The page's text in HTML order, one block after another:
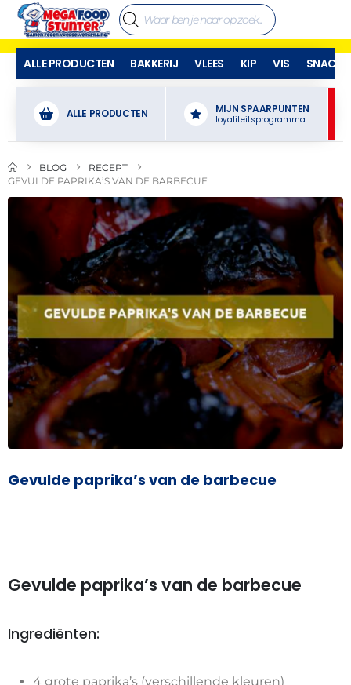
ALLE PRODUCTEN BAKKERIJ VLEES KIP VIS SNACKS
ALLE PRODUCTEN MIJN SPAARPUNTEN
loyaliteitsprogramma
BLOG
RECEPT
GEVULDE PAPRIKA’S VAN DE BARBECUE
Gevulde paprika’s van de barbecue
Gevulde paprika’s van de barbecue
Ingrediënten:
4 grote paprika’s (verschillende kleuren)